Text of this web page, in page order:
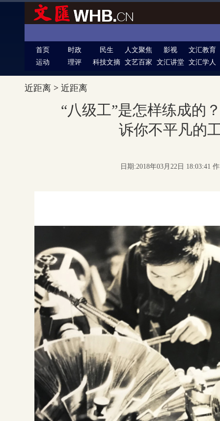
首页 时政 民生 人文聚焦 影视
文汇教育
运动
理评 科技文摘 文艺百家 文汇讲堂 文汇学人
近距离 > 近距离
“八级工”是怎样练成的
诉你不平凡的
日期:2018年03月22日 18:03:41